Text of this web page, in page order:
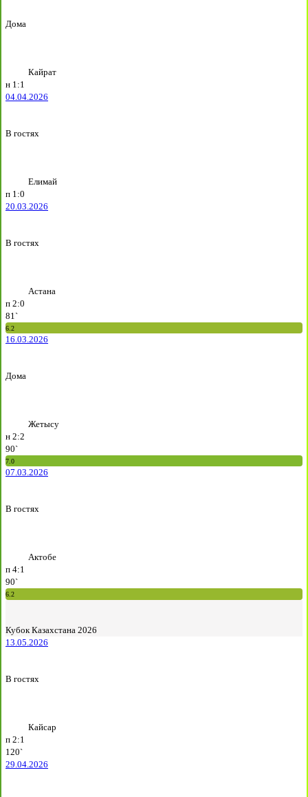
Дома
Кайрат
н 1:1
04.04.2026
В гостях
Елимай
п 1:0
20.03.2026
В гостях
Астана
п 2:0
81`
6.2
16.03.2026
Дома
Жетысу
н 2:2
90`
7.0
07.03.2026
В гостях
Актобе
п 4:1
90`
6.2
Кубок Казахстана 2026
13.05.2026
В гостях
Кайсар
п 2:1
120`
29.04.2026